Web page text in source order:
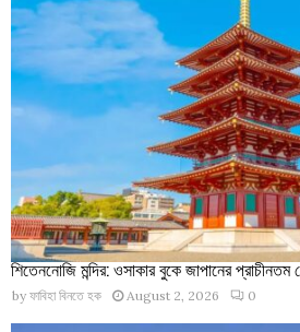
শিতেননোজি মন্দির: ওসাকার বুকে জাপানের প্রাচীনতম
by ফাবিহা বিনতে হক August 2, 2026 0